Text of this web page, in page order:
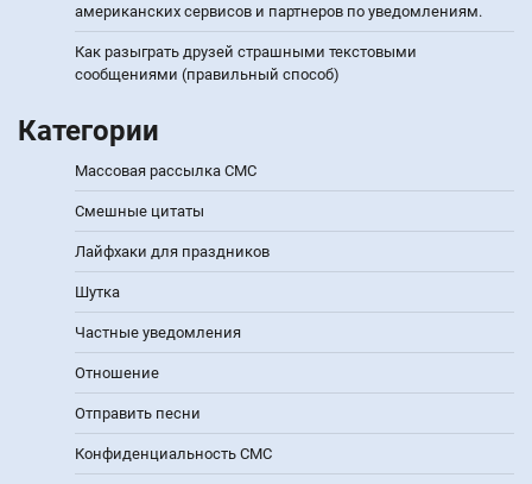
американских сервисов и партнеров по уведомлениям.
Как разыграть друзей страшными текстовыми
сообщениями (правильный способ)
Категории
Массовая рассылка СМС
Смешные цитаты
Лайфхаки для праздников
Шутка
Частные уведомления
Отношение
Отправить песни
Конфиденциальность СМС